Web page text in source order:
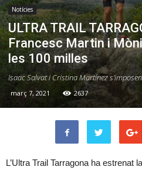
Notícies
ULTRA TRAIL
Francesc Martin i
les 100 milles
Isaac Salvat i Cristina Martínez
març 7, 2021 2637
L’Ultra Trail Tarragona ha estrenat